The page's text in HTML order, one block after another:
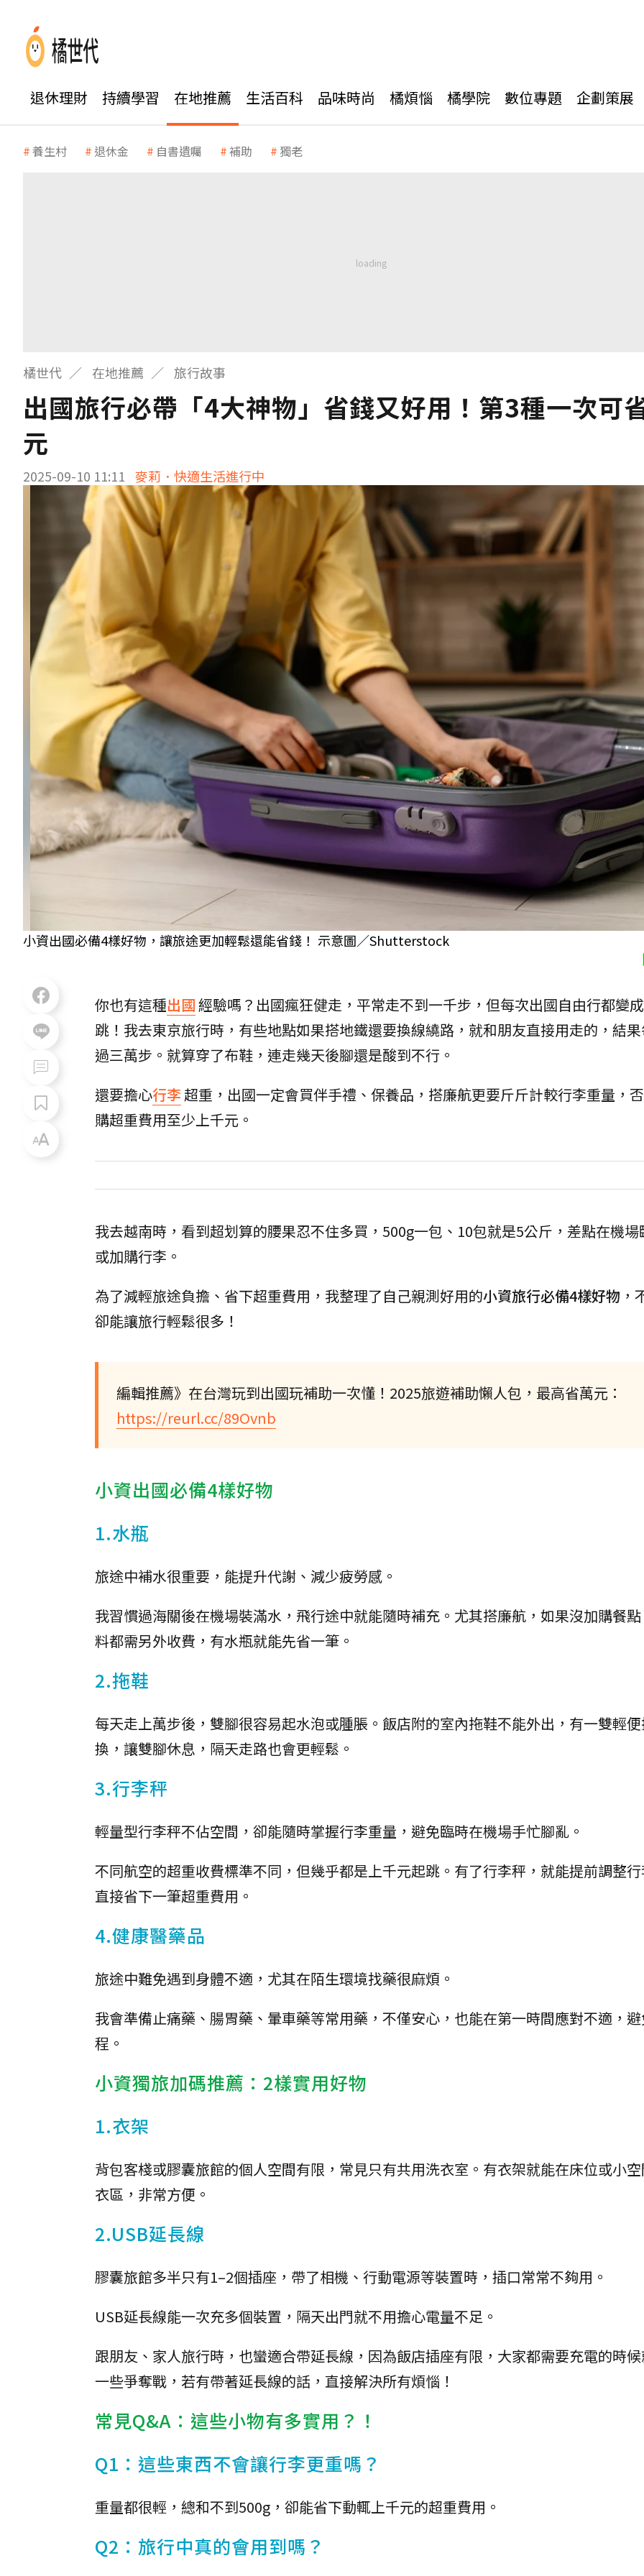
退休理財 持續學習 在地推薦 生活百科 品味時尚 橘煩惱 橘學院 數位專題 企劃策展
養生村 退休金 自書遺囑 補助 獨老
橘世代 在地推薦 旅行故事
出國旅行必帶「4大神物」省錢又好用！第3種一次可
元
2025-09-10 11:11 麥莉．快適生活進行中
小資出國必備4樣好物，讓旅途更加輕鬆還能省錢！ 示意圖／Shutterstock
你也有這種出國經驗嗎？出國瘋狂健走，平常走不到一千步，但每次出國自由行都變
跳！我去東京旅行時，有些地點如果搭地鐵還要換線繞路，就和朋友直接用走的，結
過三萬步。就算穿了布鞋，連走幾天後腳還是酸到不行。
還要擔心行李 超重，出國一定會買伴手禮、保養品，搭廉航更要斤斤計較行李重量，
購超重費用至少上千元。
我去越南時，看到超划算的腰果忍不住多買，500g一包、10包就是5公斤，差點在機場
或加購行李。
為了減輕旅途負擔、省下超重費用，我整理了自己親測好用的小資旅行必備4樣好物 ，
卻能讓旅行輕鬆很多！
編輯推薦》在台灣玩到出國玩補助一次懂！2025旅遊補助懶人包，最高省萬元：
https://reurl.cc/89Ovnb
小資出國必備4樣好物
1.水瓶
旅途中補水很重要，能提升代謝、減少疲勞感。
我習慣過海關後在機場裝滿水，飛行途中就能隨時補充。尤其搭廉航，如果沒加購餐
料都需另外收費，有水瓶就能先省一筆。
2.拖鞋
每天走上萬步後，雙腳很容易起水泡或腫脹。飯店附的室內拖鞋不能外出，有一雙輕
換，讓雙腳休息，隔天走路也會更輕鬆。
3.行李秤
輕量型行李秤不佔空間，卻能隨時掌握行李重量，避免臨時在機場手忙腳亂。
不同航空的超重收費標準不同，但幾乎都是上千元起跳。有了行李秤，就能提前調整
直接省下一筆超重費用。
4.健康醫藥品
旅途中難免遇到身體不適，尤其在陌生環境找藥很麻煩。
我會準備止痛藥、腸胃藥、暈車藥等常用藥，不僅安心，也能在第一時間應對不適，
程。
小資獨旅加碼推薦：2樣實用好物
1.衣架
背包客棧或膠囊旅館的個人空間有限，常見只有共用洗衣室。有衣架就能在床位或小
衣區，非常方便。
2.USB延長線
膠囊旅館多半只有1–2個插座，帶了相機、行動電源等裝置時，插口常常不夠用。
USB延長線能一次充多個裝置，隔天出門就不用擔心電量不足。
跟朋友、家人旅行時，也蠻適合帶延長線，因為飯店插座有限，大家都需要充電的時
一些爭奪戰，若有帶著延長線的話，直接解決所有煩惱！
常見Q&A：這些小物有多實用？！
Q1：這些東西不會讓行李更重嗎？
重量都很輕，總和不到500g，卻能省下動輒上千元的超重費用。
Q2：旅行中真的會用到嗎？